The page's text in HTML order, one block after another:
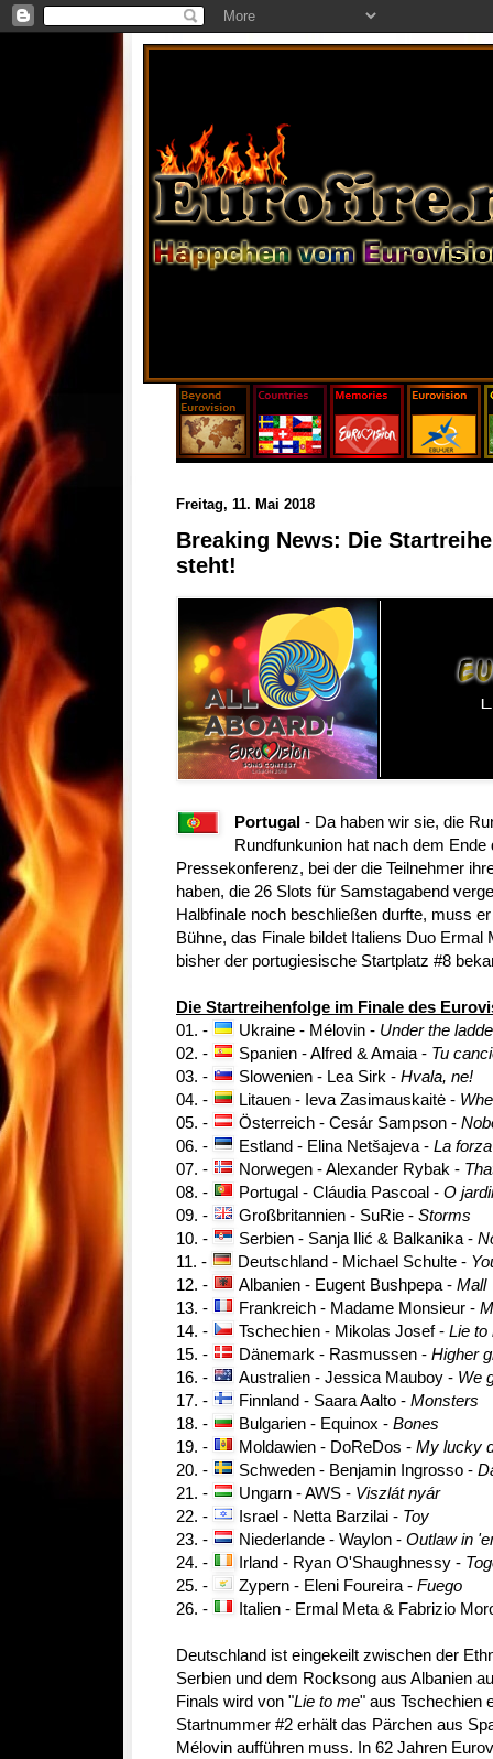
Freitag, 11. Mai 2018
Breaking News: Die
steht!
Portugal- Da haben wir sie, die
Rundfunkunion hat nach dem
Pressekonferenz, bei der die Teilnehmer
haben, die 26 Slots für Samstagabend
Halbfinale noch beschließen durfte, muss
Bühne, das Finale bildet Italiens Duo
bisher der portugiesische Startplatz #8
Die Startreihenfolge im Finale des
01. -
Ukraine - Mélovin - Under the
02. -
Spanien - Alfred & Amaia - Tu
03. -
Slowenien - Lea Sirk - Hvala, ne!
04. -
Litauen - Ieva Zasimauskaitė -
05. -
Österreich - Cesár Sampson -
06. -
Estland - Elina Netšajeva - La forza
07. -
Norwegen - Alexander Rybak -
08. -
Portugal - Cláudia Pascoal - O
09. -
Großbritannien - SuRie - Storms
10. -
Serbien - Sanja Ilić & Balkanika -
11. -
Deutschland - Michael Schulte -
12. -
Albanien - Eugent Bushpepa - Mall
13. -
Frankreich - Madame Monsieur -
14. -
Tschechien - Mikolas Josef - Lie to
15. -
Dänemark - Rasmussen - Higher
16. -
Australien - Jessica Mauboy - We
17. -
Finnland - Saara Aalto - Monsters
18. -
Bulgarien - Equinox - Bones
19. -
Moldawien - DoReDos - My lucky
20. -
Schweden - Benjamin Ingrosso -
21. -
Ungarn - AWS - Viszlát nyár
22. -
Israel - Netta Barzilai - Toy
23. -
Niederlande - Waylon - Outlaw in
24. -
Irland - Ryan O'Shaughnessy -
25. -
Zypern - Eleni Foureira - Fuego
26. -
Italien - Ermal Meta & Fabrizio
Deutschland ist eingekeilt zwischen der
Serbien und dem Rocksong aus Albanien
Finals wird von "Lie to me" aus Tschechien
Startnummer #2 erhält das Pärchen aus
Mélovin aufführen muss. In 62 Jahren